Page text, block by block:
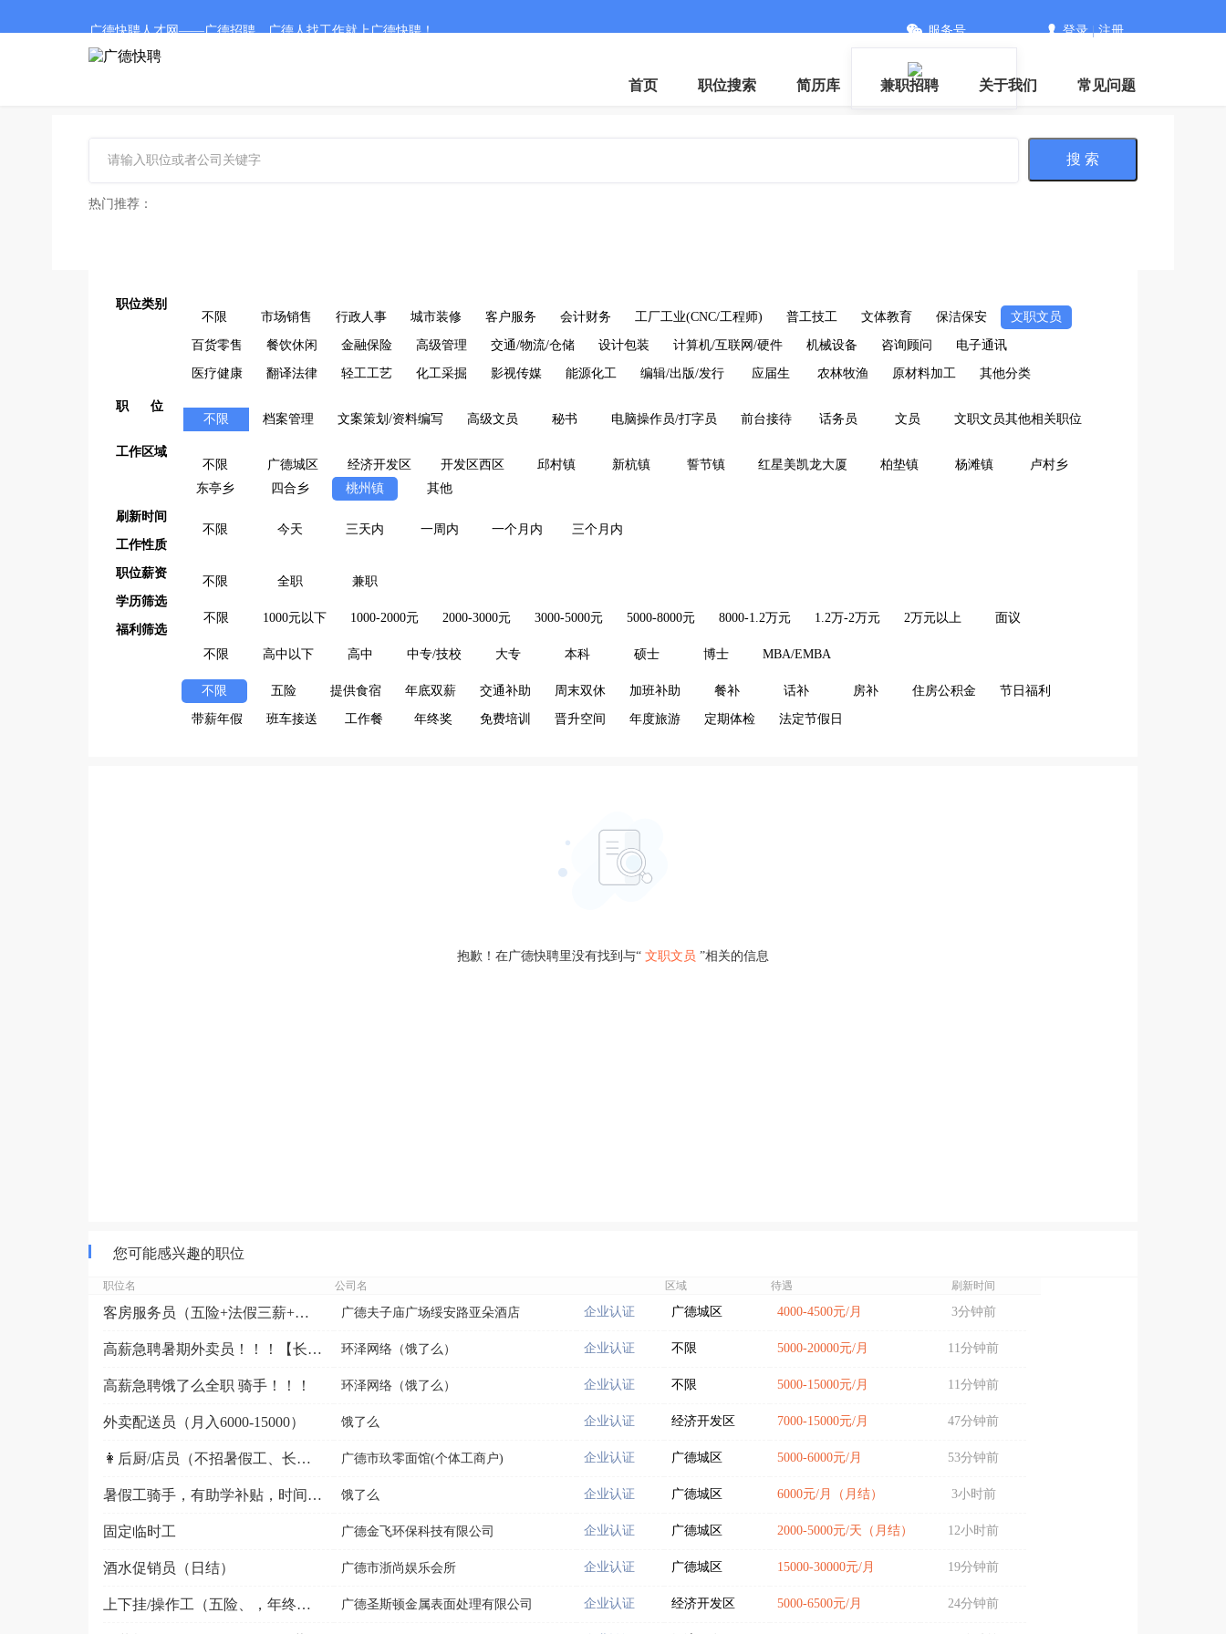
广德快聘人才网——广德招聘、广德人找工作就上广德快聘！ 服务号 登录|注册
首页 职位搜索 简历库 兼职招聘 关于我们 常见问题
搜 索
热门推荐：
职位类别
不限
市场销售 行政人事 城市装修 客户服务 会计财务 工厂工业(CNC/工程师) 普工技工 文体教育 保洁保安 文职文员
百货零售 餐饮休闲 金融保险 高级管理 交通/物流/仓储 设计包装 计算机/互联网/硬件 机械设备 咨询顾问 电子通讯
医疗健康 翻译法律 轻工工艺 化工采掘 影视传媒 能源化工 编辑/出版/发行 应届生 农林牧渔 原材料加工 其他分类
职 位
不限
档案管理 文案策划/资料编写 高级文员 秘书 电脑操作员/打字员 前台接待 话务员 文员 文职文员其他相关职位
工作区域
不限
广德城区 经济开发区 开发区西区 邱村镇 新杭镇 誓节镇 红星美凯龙大厦 柏垫镇 杨滩镇
卢村乡
东亭乡
四合乡 桃州镇 其他
刷新时间
不限
今天 三天内 一周内 一个月内
三个月内
工作性质
不限 全职 兼职
职位薪资
不限 1000元以下 1000-2000元 2000-3000元 3000-5000元 5000-8000元 8000-1.2万元 1.2万-2万元 2万元以上 面议
学历筛选
不限 高中以下 高中 中专/技校 大专 本科 硕士 博士 MBA/EMBA
福利筛选
不限 五险 提供食宿 年底双薪 交通补助 周末双休 加班补助 餐补 话补 房补 住房公积金 节日福利
带薪年假 班车接送 工作餐 年终奖 免费培训 晋升空间 年度旅游 定期体检 法定节假日
抱歉！在广德快聘里没有找到与“ 文职文员 ”相关的信息
您可能感兴趣的职位
职位名 公司名 区域 待遇 刷新时间
客房服务员（五险+法假三薪+包吃包住+生日福利+节日... 广德夫子庙广场绥安路亚朵酒店 企业认证 广德城区 4000-4500元/月 3分钟前
高薪急聘暑期外卖员！！！【长期/短期均可】 环泽网络（饿了么） 企业认证 不限 5000-20000元/月 11分钟前
高薪急聘饿了么全职 骑手！！！ 环泽网络（饿了么） 企业认证 不限 5000-15000元/月 11分钟前
外卖配送员（月入6000-15000） 饿了么 企业认证 经济开发区 7000-15000元/月 47分钟前
👩后厨/店员（不招暑假工、长期工、工作餐） 广德市玖零面馆(个体工商户) 企业认证 广德城区 5000-6000元/月 53分钟前
暑假工骑手，有助学补贴，时间自由 饿了么 企业认证 广德城区 6000元/月（月结） 3小时前
固定临时工 广德金飞环保科技有限公司 企业认证 广德城区 2000-5000元/天（月结） 12小时前
酒水促销员（日结） 广德市浙尚娱乐会所 企业认证 广德城区 15000-30000元/月 19分钟前
上下挂/操作工（五险、，年终奖13薪制、节假日福利） 广德圣斯顿金属表面处理有限公司 企业认证 经济开发区 5000-6500元/月 24分钟前